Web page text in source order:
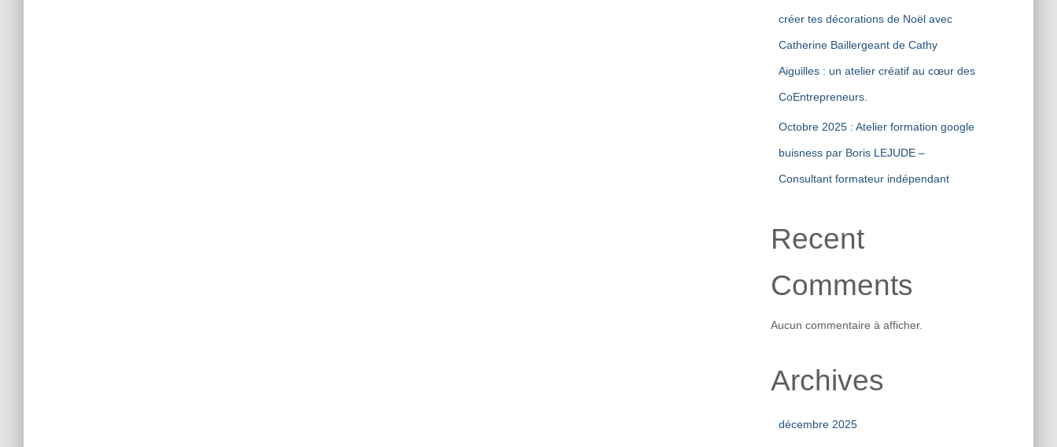
créer tes décorations de Noël avec
Catherine Baillergeant de Cathy
Aiguilles : un atelier créatif au cœur des
CoEntrepreneurs.
Octobre 2025 : Atelier formation google
buisness par Boris LEJUDE –
Consultant formateur indépendant
Recent
Comments
Aucun commentaire à afficher.
Archives
décembre 2025